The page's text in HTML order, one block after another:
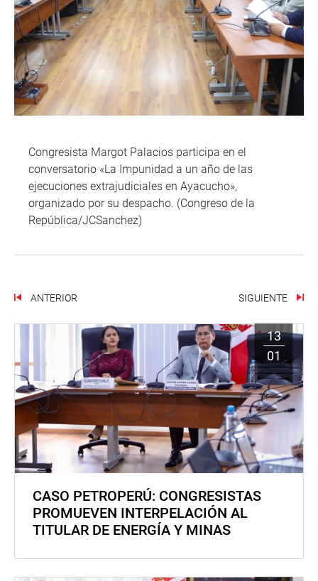
Congresista Margot Palacios participa en el
conversatorio «La Impunidad a un año de las
ejecuciones extrajudiciales en Ayacucho»,
organizado por su despacho. (Congreso de la
República/JCSanchez)
ANTERIOR SIGUIENTE
13
01
CASO PETROPERÚ: CONGRESISTAS
PROMUEVEN INTERPELACIÓN AL
TITULAR DE ENERGÍA Y MINAS